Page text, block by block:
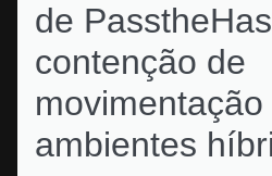
de
contenção de
ambientes